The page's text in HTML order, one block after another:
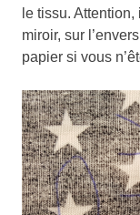
le tissu.
miroir, sur
papier si vous